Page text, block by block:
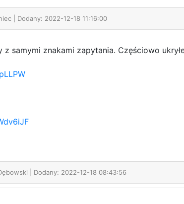
| Dodany: 2022-12-18 11:16:00
samymi znakami zapytania. Częściowo
| Dodany: 2022-12-18 08:43:56